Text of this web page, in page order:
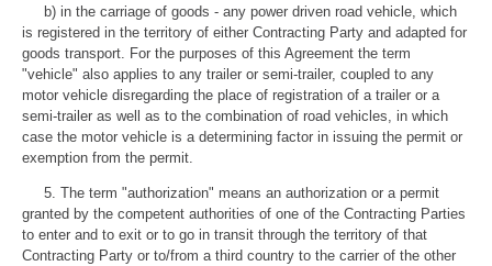
b) in the carriage of goods - any power driven road vehicle, which
is registered in the territory of either Contracting Party and adapted for
goods transport. For the purposes of this Agreement the term
"vehicle" also applies to any trailer or semi-trailer, coupled to any
motor vehicle disregarding the place of registration of a trailer or a
semi-trailer as well as to the combination of road vehicles, in which
case the motor vehicle is a determining factor in issuing the permit or
exemption from the permit.
5. The term "authorization" means an authorization or a permit
granted by the competent authorities of one of the Contracting Parties
to enter and to exit or to go in transit through the territory of that
Contracting Party or to/from a third country to the carrier of the other